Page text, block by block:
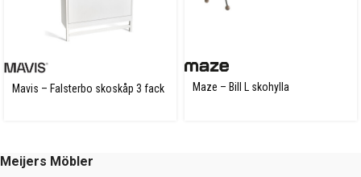
Mavis – Falsterbo skoskåp 3 fack Maze – Bill L skohylla
Meijers Möbler